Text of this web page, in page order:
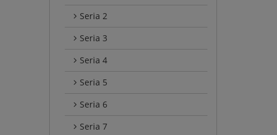
Seria 2
Seria 3
Seria 4
Seria 5
Seria 6
Seria 7